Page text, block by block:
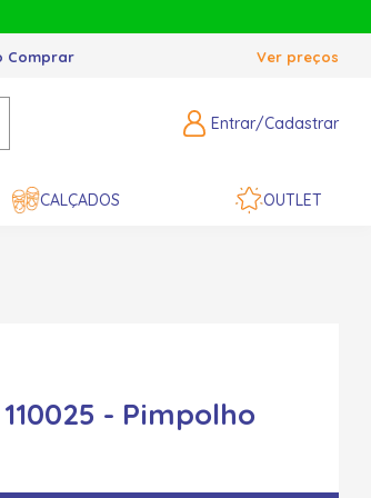
Comprar Ver preços
Entrar/Cadastrar
CALÇADOS OUTLET
- Pimpolho